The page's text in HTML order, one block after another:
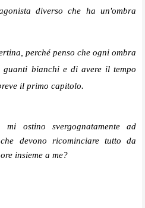
diverso che ha un'ombra
perché penso che ogni ombra
bianchi e di avere il tempo
il primo capitolo.
ostino svergognatamente ad
devono ricominciare tutto da
insieme a me?